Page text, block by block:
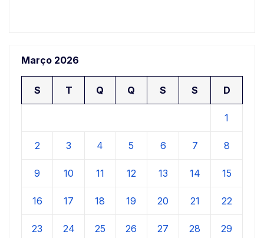
Março 2026
S T Q Q S S D
1
2 3 4 5 6 7 8
9 10 11 12 13 14 15
16 17 18 19 20 21 22
23 24 25 26 27 28 29